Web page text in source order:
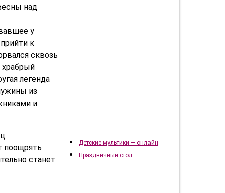
над
у
к
сквозь
храбрый
легенда
из
и
поощрять
станет
Детские мультики — онлайн
Праздничный стол